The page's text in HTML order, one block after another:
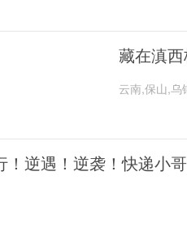
藏在滇
云南,保山,乌
！逆遇！逆袭！快递小